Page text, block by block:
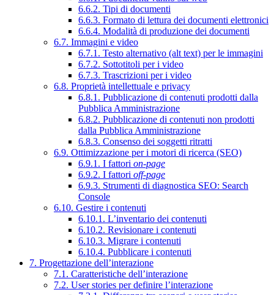
6.6.2. Tipi di documenti
6.6.3. Formato di lettura dei documenti elettronici
6.6.4. Modalità di produzione dei documenti
6.7. Immagini e video
6.7.1. Testo alternativo (alt text) per le immagini
6.7.2. Sottotitoli per i video
6.7.3. Trascrizioni per i video
6.8. Proprietà intellettuale e privacy
6.8.1. Pubblicazione di contenuti prodotti dalla
Pubblica Amministrazione
6.8.2. Pubblicazione di contenuti non prodotti
dalla Pubblica Amministrazione
6.8.3. Consenso dei soggetti ritratti
6.9. Ottimizzazione per i motori di ricerca (SEO)
6.9.1. I fattori on-page
6.9.2. I fattori off-page
6.9.3. Strumenti di diagnostica SEO: Search
Console
6.10. Gestire i contenuti
6.10.1. L’inventario dei contenuti
6.10.2. Revisionare i contenuti
6.10.3. Migrare i contenuti
6.10.4. Pubblicare i contenuti
7. Progettazione dell’interazione
7.1. Caratteristiche dell’interazione
7.2. User stories per definire l’interazione